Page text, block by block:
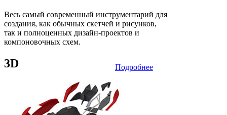
Весь самый современный инструментарий для
создания, как обычных скетчей и рисунков,
так и полноценных дизайн-проектов и
компоновочных схем.
Подробнее
3D